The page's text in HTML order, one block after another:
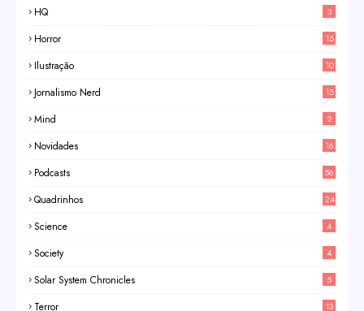
HQ 3
Horror 15
Ilustração 10
Jornalismo Nerd 15
Mind 2
Novidades 16
Podcasts 56
Quadrinhos 24
Science 4
Society 4
Solar System Chronicles 5
Terror 13